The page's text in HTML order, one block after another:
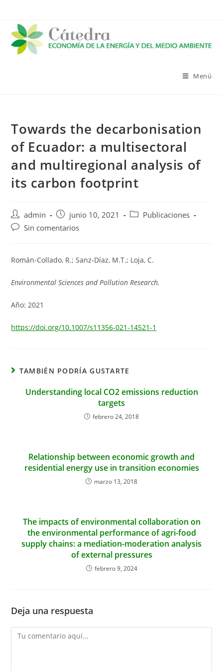
contenido
Menú
Towards the decarbonisation
of Ecuador: a multisectoral
and multiregional analysis of
its carbon footprint
Autor
de
admin
Publicación
de
junio 10, 2021
Categoría
Publicaciones
Comentarios
entrada:
Sin comentarios
Román-Collado, R.; Sanz-Díaz, M.T.; Loja, C.
Environmental Sciences and Pollution Research.
Año: 2021
https://doi.org/10.1007/s11356-021-14521-1
TAMBIÉN PODRÍA GUSTARTE
Understanding local CO2 emissions reduction
targets
febrero 24, 2018
Relationship between economic growth and
residential energy use in transition economies
marzo 13, 2018
The impacts of environmental collaboration on
the environmental performance of agri-food
supply chains: a mediation-moderation analysis
of external pressures
febrero 9, 2024
Deja una respuesta
Comentario